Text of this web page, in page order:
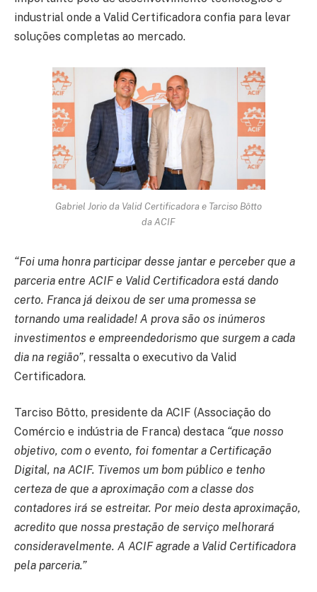
industrial onde a Valid Certificadora confia para levar
soluções completas ao mercado.
Gabriel Jorio da Valid Certificadora e Tarciso Bôtto
da ACIF
“Foi uma honra participar desse jantar e perceber que a
parceria entre ACIF e Valid Certificadora está dando
certo. Franca já deixou de ser uma promessa se
tornando uma realidade! A prova são os inúmeros
investimentos e empreendedorismo que surgem a cada
dia na região”, ressalta o executivo da Valid
Certificadora.
Tarciso Bôtto, presidente da ACIF (Associação do
Comércio e indústria de Franca) destaca “que nosso
objetivo, com o evento, foi fomentar a Certificação
Digital, na ACIF. Tivemos um bom público e tenho
certeza de que a aproximação com a classe dos
contadores irá se estreitar. Por meio desta aproximação,
acredito que nossa prestação de serviço melhorará
consideravelmente. A ACIF agrade a Valid Certificadora
pela parceria.”